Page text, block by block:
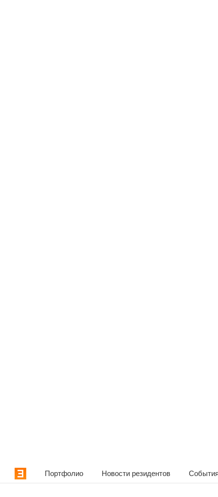
Портфолио Новости резидентов